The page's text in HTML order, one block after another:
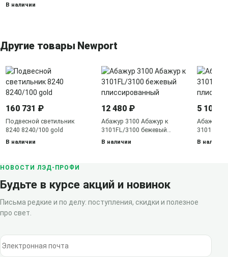
В наличии
Другие товары Newport
160 731 ₽
Подвесной светильник
8240 8240/100 gold
В наличии
12 480 ₽
Абажур 3100 Абажур к
3101FL/3100 бежевый
плиссированный
В наличии
5 106 ₽
Абажур
3101T/
В наличии
НОВОСТИ ЛЭД-ПРОФИ
Будьте в курсе акций и новинок
Письма редкие и по делу: поступления, скидки и полезное
про свет.
Электронная почта